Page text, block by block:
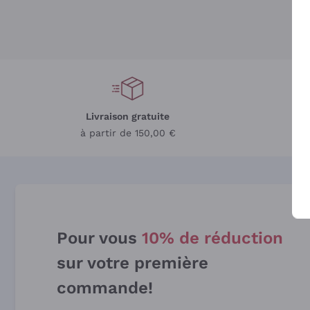
Livraison gratuite
à partir de 150,00 €
Pour vous 10% de réduction
sur votre première
commande!